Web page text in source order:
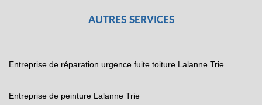
AUTRES SERVICES
Entreprise de réparation urgence fuite toiture Lalanne Trie
Entreprise de peinture Lalanne Trie